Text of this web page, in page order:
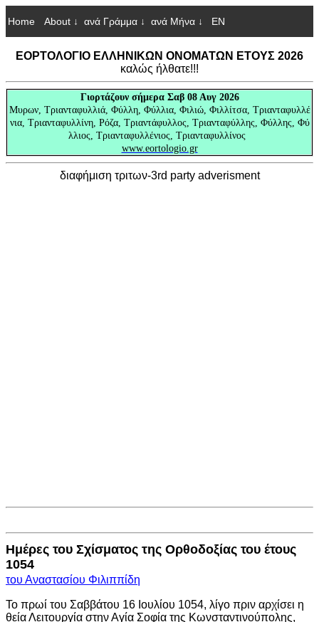
Home About ↓ ανά Γράμμα ↓ ανά Μήνα ↓ EN
ΕΟΡΤΟΛΟΓΙΟ ΕΛΛΗΝΙΚΩΝ ΟΝΟΜΑΤΩΝ ΕΤΟΥΣ 2026
καλώς ήλθατε!!!
Γιορτάζουν σήμερα Σαβ 08 Αυγ 2026
Μυρων, Τριανταφυλλιά, Φύλλη, Φύλλια, Φιλιώ, Φιλλίτσα, Τριανταφυλλέ
νια, Τριανταφυλλίνη, Ρόζα, Τριαντάφυλλος, Τριανταφύλλης, Φύλλης, Φύ
λλιος, Τριανταφυλλένιος, Τριανταφυλλίνος
www.eortologio.gr
διαφήμιση τριτων-3rd party adverisment
Ημέρες του Σχίσματος της Ορθοδοξίας του έτους
1054
του Αναστασίου Φιλιππίδη
Το πρωί του Σαββάτου 16 Ιουλίου 1054, λίγο πριν αρχίσει η
θεία Λειτουργία στην Αγία Σοφία της Κωνσταντινούπολης,